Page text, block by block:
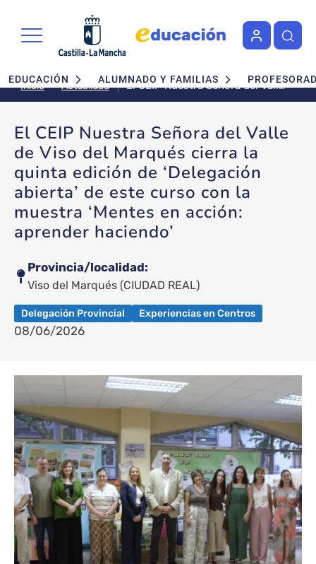
Navegación principal
EDUCACIÓN ALUMNADO Y FAMILIAS
Inicio Actualidad
El CEIP Nuestra Señora del Valle
de Viso del Marqués cierra la
abierta’ de este curso con la
muestra ‘Mentes en acción:
aprender haciendo’
El CEIP Nuestra Señora del Valle
de Viso del Marqués cierra la
quinta edición de ‘Delegación
abierta’ de este curso con la
muestra ‘Mentes en acción:
aprender haciendo’
Provincia/localidad
Viso del Marqués (CIUDAD REAL)
Delegación Provincial Experiencias en Centros
08/06/2026